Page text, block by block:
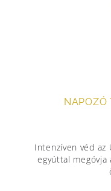
NAPOZÓ
Intenzíven véd az
egyúttal